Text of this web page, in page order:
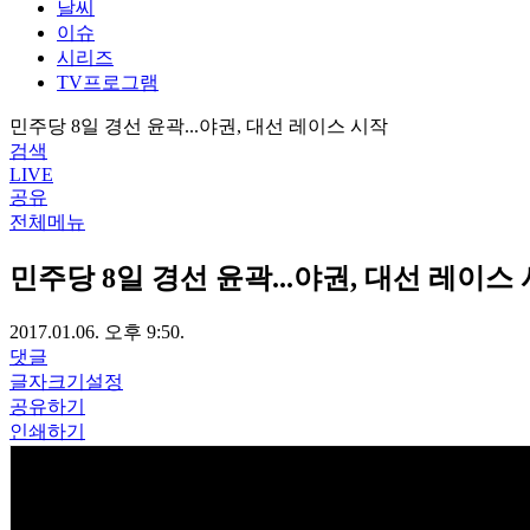
날씨
이슈
시리즈
TV프로그램
민주당 8일 경선 윤곽...야권, 대선 레이스 시작
검색
LIVE
공유
전체메뉴
민주당 8일 경선 윤곽...야권, 대선 레이스
2017.01.06. 오후 9:50.
댓글
글자크기설정
공유하기
인쇄하기